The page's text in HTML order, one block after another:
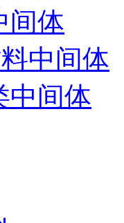
间体
中间体
中间体